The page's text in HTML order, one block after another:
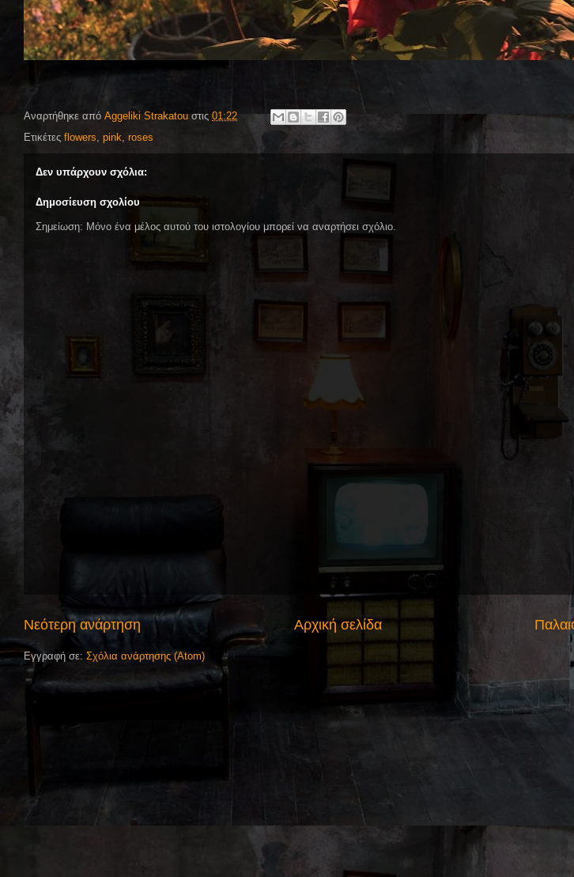
Αναρτήθηκε από Aggeliki Strakatou στις 01:22
Ετικέτες flowers, pink, roses
Δεν υπάρχουν σχόλια:
Δημοσίευση σχολίου
Σημείωση: Μόνο ένα μέλος αυτού του ιστολογίου μπορεί να αναρτήσει σχόλιο.
Νεότερη ανάρτηση Αρχική σελίδα
Εγγραφή σε: Σχόλια ανάρτησης (Atom)